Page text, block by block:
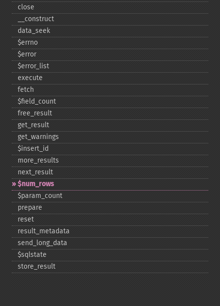
close
_​_​construct
data_​seek
$errno
$error
$error_​list
execute
fetch
$field_​count
free_​result
get_​result
get_​warnings
$insert_​id
more_​results
next_​result
$num_​rows
$param_​count
prepare
reset
result_​metadata
send_​long_​data
$sqlstate
store_​result